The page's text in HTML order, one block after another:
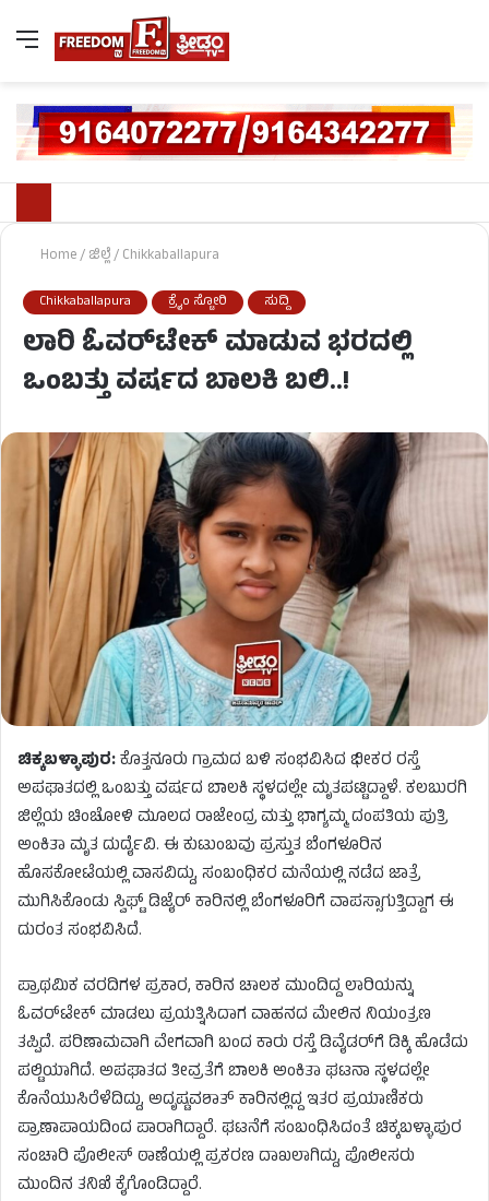
Home/ಜಿಲ್ಲೆ/Chikkaballapura
Chikkaballapura ಕ್ರೈಂ ಸ್ಟೋರಿ ಸುದ್ದಿ
ಲಾರಿ ಓವರ್‌ಟೇಕ್ ಮಾಡುವ ಭರದಲ್ಲಿ
ಒಂಬತ್ತು ವರ್ಷದ ಬಾಲಕಿ ಬಲಿ..!
ಚಿಕ್ಕಬಳ್ಳಾಪುರ:ಕೊತ್ತನೂರು ಗ್ರಾಮದ ಬಳಿ ಸಂಭವಿಸಿದ ಭೀಕರ ರಸ್ತೆ
ಅಪಘಾತದಲ್ಲಿ ಒಂಬತ್ತು ವರ್ಷದ ಬಾಲಕಿ ಸ್ಥಳದಲ್ಲೇ ಮೃತಪಟ್ಟಿದ್ದಾಳೆ. ಕಲಬುರಗಿ
ಜಿಲ್ಲೆಯ ಚಿಂಚೋಳಿ ಮೂಲದ ರಾಜೇಂದ್ರ ಮತ್ತು ಭಾಗ್ಯಮ್ಮ ದಂಪತಿಯ ಪುತ್ರಿ
ಅಂಕಿತಾ ಮೃತ ದುರ್ದೈವಿ. ಈ ಕುಟುಂಬವು ಪ್ರಸ್ತುತ ಬೆಂಗಳೂರಿನ
ಹೊಸಕೋಟೆಯಲ್ಲಿ ವಾಸವಿದ್ದು, ಸಂಬಂಧಿಕರ ಮನೆಯಲ್ಲಿ ನಡೆದ ಜಾತ್ರೆ
ಮುಗಿಸಿಕೊಂಡು ಸ್ವಿಫ್ಟ್ ಡಿಜೈರ್ ಕಾರಿನಲ್ಲಿ ಬೆಂಗಳೂರಿಗೆ ವಾಪಸ್ಸಾಗುತ್ತಿದ್ದಾಗ ಈ
ದುರಂತ ಸಂಭವಿಸಿದೆ.
ಪ್ರಾಥಮಿಕ ವರದಿಗಳ ಪ್ರಕಾರ, ಕಾರಿನ ಚಾಲಕ ಮುಂದಿದ್ದ ಲಾರಿಯನ್ನು
ಓವರ್‌ಟೇಕ್ ಮಾಡಲು ಪ್ರಯತ್ನಿಸಿದಾಗ ವಾಹನದ ಮೇಲಿನ ನಿಯಂತ್ರಣ
ತಪ್ಪಿದೆ. ಪರಿಣಾಮವಾಗಿ ವೇಗವಾಗಿ ಬಂದ ಕಾರು ರಸ್ತೆ ಡಿವೈಡರ್‌ಗೆ ಡಿಕ್ಕಿ ಹೊಡೆದು
ಪಲ್ಟಿಯಾಗಿದೆ. ಅಪಘಾತದ ತೀವ್ರತೆಗೆ ಬಾಲಕಿ ಅಂಕಿತಾ ಘಟನಾ ಸ್ಥಳದಲ್ಲೇ
ಕೊನೆಯುಸಿರೆಳೆದಿದ್ದು, ಅದೃಷ್ಟವಶಾತ್ ಕಾರಿನಲ್ಲಿದ್ದ ಇತರ ಪ್ರಯಾಣಿಕರು
ಪ್ರಾಣಾಪಾಯದಿಂದ ಪಾರಾಗಿದ್ದಾರೆ. ಘಟನೆಗೆ ಸಂಬಂಧಿಸಿದಂತೆ ಚಿಕ್ಕಬಳ್ಳಾಪುರ
ಸಂಚಾರಿ ಪೊಲೀಸ್ ಠಾಣೆಯಲ್ಲಿ ಪ್ರಕರಣ ದಾಖಲಾಗಿದ್ದು, ಪೊಲೀಸರು
ಮುಂದಿನ ತನಿಖೆ ಕೈಗೊಂಡಿದ್ದಾರೆ.